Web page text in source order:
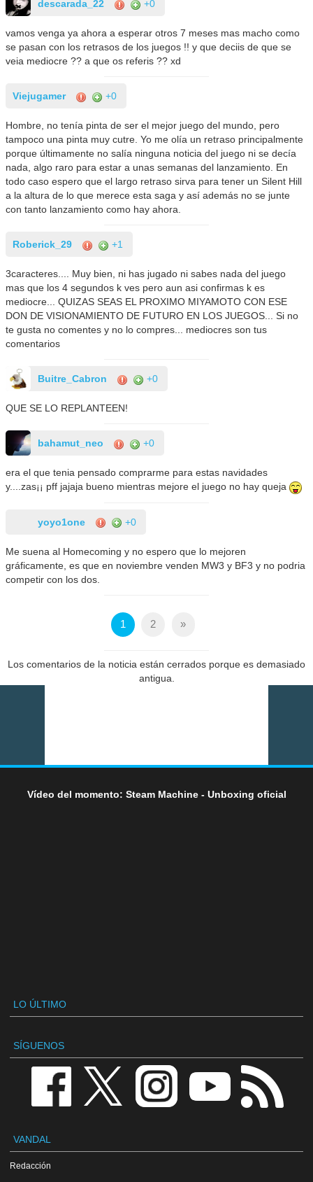
descarada_22 +0
vamos venga ya ahora a esperar otros 7 meses mas macho como
se pasan con los retrasos de los juegos !! y que deciis de que se
veia mediocre ?? a que os referis ?? xd
Viejugamer +0
Hombre, no tenía pinta de ser el mejor juego del mundo, pero
tampoco una pinta muy cutre. Yo me olía un retraso principalmente
porque últimamente no salía ninguna noticia del juego ni se decía
nada, algo raro para estar a unas semanas del lanzamiento. En
todo caso espero que el largo retraso sirva para tener un Silent Hill
a la altura de lo que merece esta saga y así además no se junte
con tanto lanzamiento como hay ahora.
Roberick_29 +1
3caracteres.... Muy bien, ni has jugado ni sabes nada del juego
mas que los 4 segundos k ves pero aun asi confirmas k es
mediocre... QUIZAS SEAS EL PROXIMO MIYAMOTO CON ESE
DON DE VISIONAMIENTO DE FUTURO EN LOS JUEGOS... Si no
te gusta no comentes y no lo compres... mediocres son tus
comentarios
Buitre_Cabron +0
QUE SE LO REPLANTEEN!
bahamut_neo +0
era el que tenia pensado comprarme para estas navidades
y....zas¡¡ pff jajaja bueno mientras mejore el juego no hay queja
yoyo1one +0
Me suena al Homecoming y no espero que lo mejoren
gráficamente, es que en noviembre venden MW3 y BF3 y no podria
competir con los dos.
1 2 »
Los comentarios de la noticia están cerrados porque es demasiado
antigua.
Vídeo del momento: Steam Machine - Unboxing oficial
LO ÚLTIMO
SÍGUENOS
VANDAL
Redacción